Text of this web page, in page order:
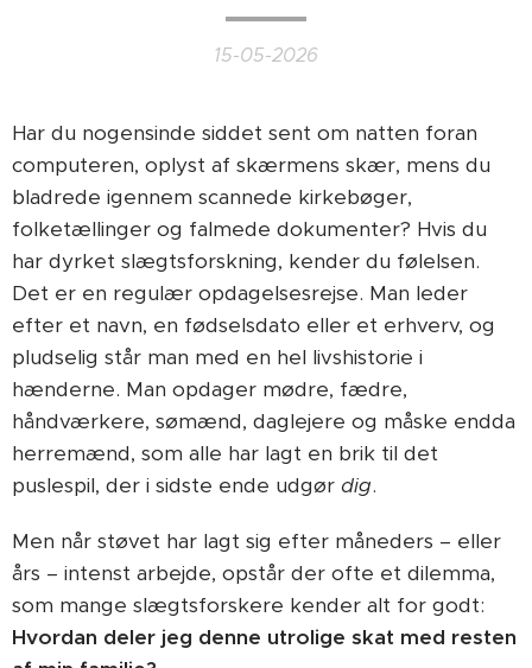
15-05-2026
Har du nogensinde siddet sent om natten foran
computeren, oplyst af skærmens skær, mens du
bladrede igennem scannede kirkebøger,
folketællinger og falmede dokumenter? Hvis du
har dyrket slægtsforskning, kender du følelsen.
Det er en regulær opdagelsesrejse. Man leder
efter et navn, en fødselsdato eller et erhverv, og
pludselig står man med en hel livshistorie i
hænderne. Man opdager mødre, fædre,
håndværkere, sømænd, daglejere og måske endda
herremænd, som alle har lagt en brik til det
puslespil, der i sidste ende udgør dig.
Men når støvet har lagt sig efter måneders – eller
års – intenst arbejde, opstår der ofte et dilemma,
som mange slægtsforskere kender alt for godt:
Hvordan deler jeg denne utrolige skat med resten